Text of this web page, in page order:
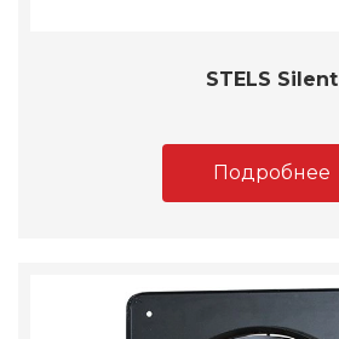
STELS Silent
Подробнее